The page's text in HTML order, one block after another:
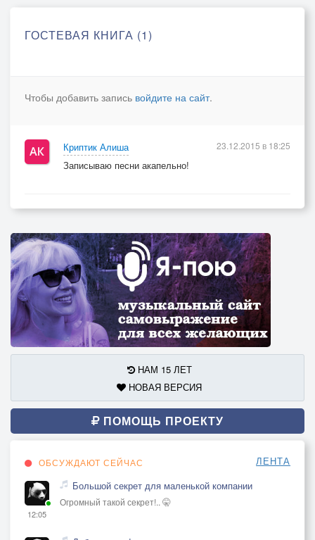
ГОСТЕВАЯ КНИГА (1)
Чтобы добавить запись войдите на сайт.
Криптик Алиша
Записываю песни акапельно!
23.12.2015 в 18:25
НАМ 15 ЛЕТ
НОВАЯ ВЕРСИЯ
ПОМОЩЬ ПРОЕКТУ
ОБСУЖДАЮТ СЕЙЧАС ЛЕНТА
12:05
Большой секрет для маленькой компании
Огромный такой секрет!.. 🤫